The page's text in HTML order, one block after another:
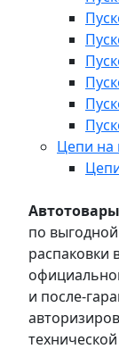
Цепи на
Автотовары
по
распаковки
и после-